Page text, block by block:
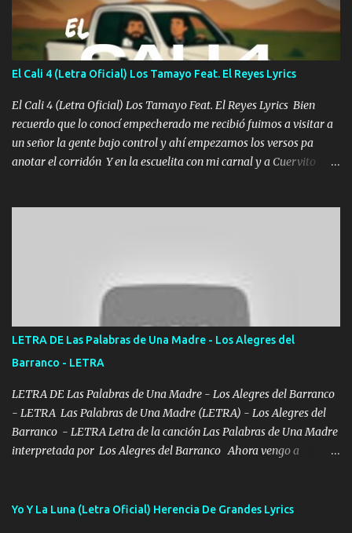
tranquilizando Tomense un buen trago Y así es como empezamos
los versos que voy cantando (Music) A vido alta y bajas La carreta
se atora Pero nunca le aflojamos Ya me han pasado cosas Y
aunque ustedes no sepan Pero la vida es muy corta Hay que
echarle chingazos Y seguir trabajando porque nada es...
El Cali 4 (Letra Oficial) Los Tamayo Feat. El Reyes Lyrics
El Cali 4 (Letra Oficial) Los Tamayo Feat. El Reyes Lyrics Bien
recuerdo que lo conocí empecherado me recibió fuimos a visitar a
un señor la gente bajo control y ahí empezamos los versos pa
anotar el corridón Y en la escuelita con mi carnal y a Cuervito
verde se le extraña pa que sepan Aquí Pura GENTE DE LA RANA 🐸
POR CLAVE ES EL CALI 4 EN LA CIUDAD TIJUANA Música Al
tirante andamos mi carnal atento a cualquier necesidad no porque
se ve limpio el camino nos confiamos al andar y nunca con la
misma piedra me vuelvo a tropezar Cuando ando de enamorado
en corto me tiró a per...
LETRA DE Las Palabras de Una Madre - Los Alegres del
Barranco - LETRA
LETRA DE Las Palabras de Una Madre - Los Alegres del Barranco
- LETRA Las Palabras de Una Madre (LETRA) - Los Alegres del
Barranco - LETRA Letra de la canción Las Palabras de Una Madre
interpretada por Los Alegres del Barranco Ahora vengo a
viento a su hijo y aunque ahora ya este con Dios el destino así lo
Yo Y La Luna (Letra Oficial) Herencia De Grandes Lyrics